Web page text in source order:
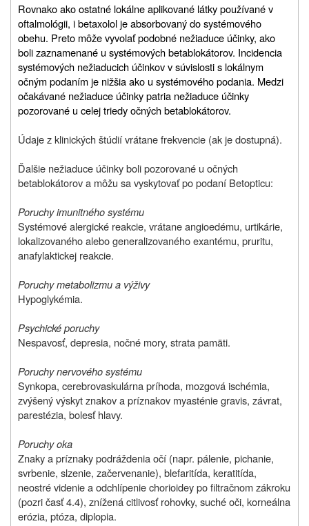
Rovnako ako ostatné lokálne aplikované látky používané v
oftalmológii, i betaxolol je absorbovaný do systémového
obehu. Preto môže vyvolať podobné nežiaduce účinky, ako
boli zaznamenané u systémových betablokátorov. Incidencia
systémových nežiaducich účinkov v súvislosti s lokálnym
očným podaním je nižšia ako u systémového podania. Medzi
očakávané nežiaduce účinky patria nežiaduce účinky
pozorované u celej triedy očných betablokátorov.
Údaje z klinických štúdií vrátane frekvencie (ak je dostupná).
Ďalšie nežiaduce účinky boli pozorované u očných
betablokátorov a môžu sa vyskytovať po podaní Betopticu:
Poruchy imunitného systému
Systémové alergické reakcie, vrátane angioedému, urtikárie,
lokalizovaného alebo generalizovaného exantému, pruritu,
anafylaktickej reakcie.
Poruchy metabolizmu a výživy
Hypoglykémia.
Psychické poruchy
Nespavosť, depresia, nočné mory, strata pamäti.
Poruchy nervového systému
Synkopa, cerebrovaskulárna príhoda, mozgová ischémia,
zvýšený výskyt znakov a príznakov myasténie gravis, závrat,
parestézia, bolesť hlavy.
Poruchy oka
Znaky a príznaky podráždenia očí (napr. pálenie, pichanie,
svrbenie, slzenie, začervenanie), blefaritída, keratitída,
neostré videnie a odchlípenie chorioidey po filtračnom zákroku
(pozri časť 4.4), znížená citlivosť rohovky, suché oči, korneálna
erózia, ptóza, diplopia.